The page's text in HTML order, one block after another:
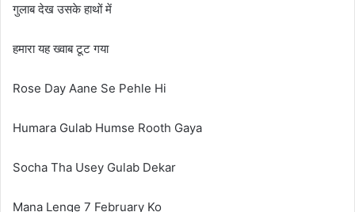
गुलाब देख उसके हाथों में
हमारा यह ख्वाब टूट गया
Rose Day Aane Se Pehle Hi
Humara Gulab Humse Rooth Gaya
Socha Tha Usey Gulab Dekar
Mana Lenge 7 February Ko